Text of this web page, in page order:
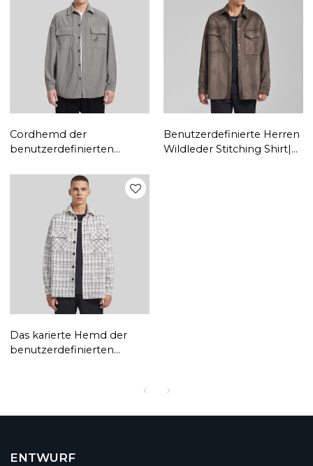
langärmliges Hemd |
Amerikanisches
Straßenhemd im
Großhandel
langärmliges Hemd |
Amerikanisches Revers-
Retro-Großhandelshemd
Cordhemd der
benutzerdefinierten
Kundenspezifisches
Herbst-neues loses
beiläufiges Hemd|
Großhandel Stickerei
langärmliges Hemd
Benutzerdefinierte Herren
Wildleder Stitching Shirt|
Das karierte Hemd der
benutzerdefinierten
Street Herbst Casual Loose
ENTWURF